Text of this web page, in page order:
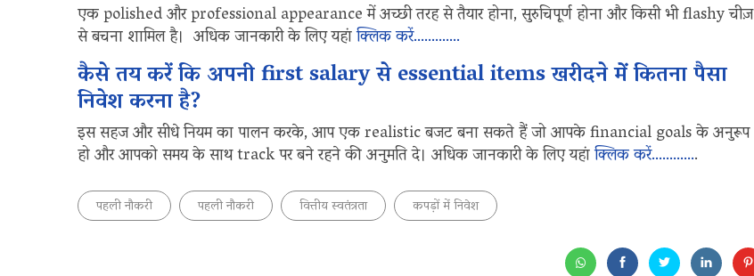
एक polished और professional appearance में अच्छी तरह से तैयार होना, सुरुचिपूर्ण होना और किसी भी flashy चीज़
से बचना शामिल है। अधिक जानकारी के लिए यहांक्लिक करें………….
कैसे तय करें कि अपनी first salary से essential items खरीदने में कितना पैसा
निवेश करना है?
इस सहज और सीधे नियम का पालन करके, आप एक realistic बजट बना सकते हैं जो आपके financial goals के अनुरूप
हो और आपको समय के साथ track पर बने रहने की अनुमति दे। अधिक जानकारी के लिए यहांक्लिक करें………….
पहली नौकरी पहली नौकरी वित्तीय स्वतंत्रता कपड़ों में निवेश